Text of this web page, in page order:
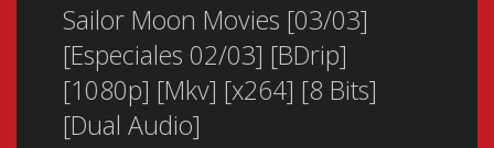
Sailor Moon Movies [03/03]
[Especiales 02/03] [BDrip]
[1080p] [Mkv] [x264] [8 Bits]
[Dual Audio]